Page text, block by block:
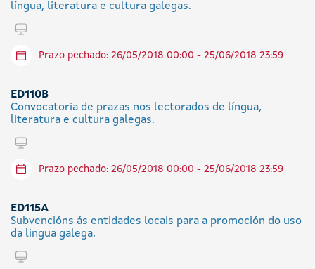
língua, literatura e cultura galegas.
Tramitar en liña
Prazo pechado: 26/05/2018 00:00 - 25/06/2018 23:59
ED110B
Convocatoria de prazas nos lectorados de língua,
literatura e cultura galegas.
Tramitar en liña
Prazo pechado: 26/05/2018 00:00 - 25/06/2018 23:59
ED115A
Subvencións ás entidades locais para a promoción do uso
da lingua galega.
Tramitar en liña